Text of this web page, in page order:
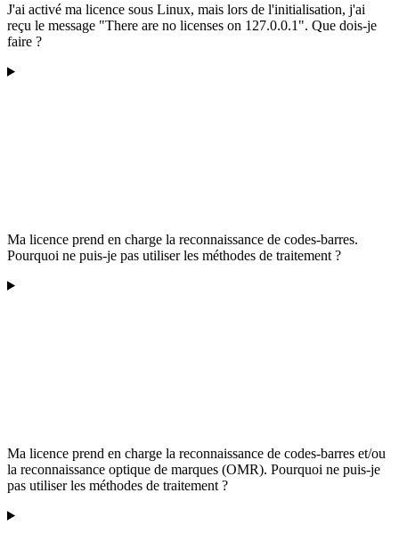
J'ai activé ma licence sous Linux, mais lors de l'initialisation, j'ai
reçu le message "There are no licenses on 127.0.0.1". Que dois-je
faire ?
Ma licence prend en charge la reconnaissance de codes-barres.
Pourquoi ne puis-je pas utiliser les méthodes de traitement ?
Ma licence prend en charge la reconnaissance de codes-barres et/ou
la reconnaissance optique de marques (OMR). Pourquoi ne puis-je
pas utiliser les méthodes de traitement ?